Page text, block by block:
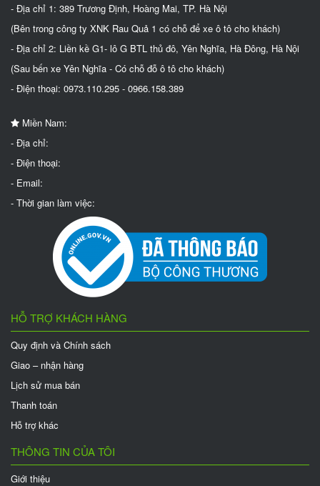
- Địa chỉ 1: 389 Trương Định, Hoàng Mai, TP. Hà Nội
(Bên trong công ty XNK Rau Quả 1 có chỗ để xe ô tô cho khách)
- Địa chỉ 2: Liền kề G1- lô G BTL thủ đô, Yên Nghĩa, Hà Đông, Hà Nội
(Sau bến xe Yên Nghĩa - Có chỗ đỗ ô tô cho khách)
- Điện thoại: 0973.110.295 - 0966.158.389
Miền Nam:
- Địa chỉ:
- Điện thoại:
- Email:
- Thời gian làm việc:
HỖ TRỢ KHÁCH HÀNG
Quy định và Chính sách
Giao – nhận hàng
Lịch sử mua bán
Thanh toán
Hỗ trợ khác
THÔNG TIN CỦA TÔI
Giới thiệu